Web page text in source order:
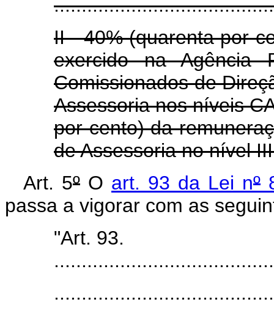
II - 40% (quarenta por
exercido na Agência
Comissionados de
Assessoria nos níveis
por cento) da
de Assessoria no nível
Art. 5º O art. 93 da Lei nº
passa a vigorar com as
"Art. 93.